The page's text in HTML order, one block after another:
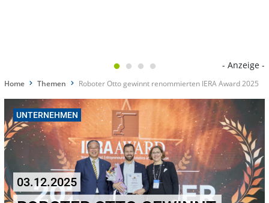
- Anzeige -
Home Themen Roboter Otto gewinnt renommierten IERA Award 2025
UNTERNEHMEN
03.12.2025